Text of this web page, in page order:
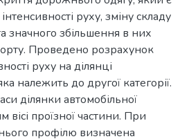
руху, зміну складу
значного збільшення в них
Проведено розрахунок
руху на ділянці
належить до другої категорії.
ділянки автомобільної
проїзної частини. При
профілю визначена